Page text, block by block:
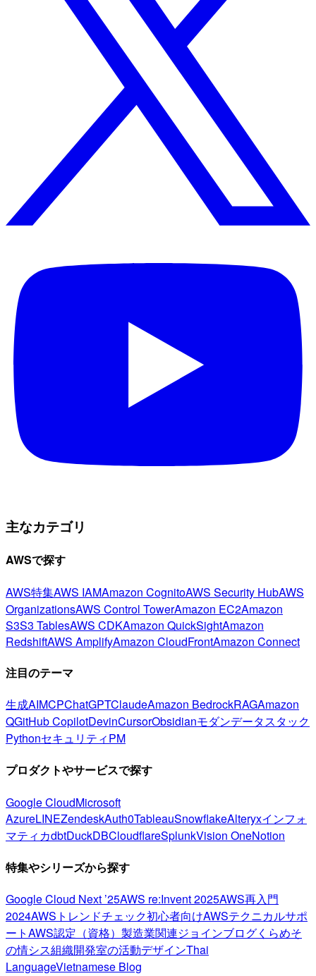
主なカテゴリ
AWSで探す
AWS特集AWS IAMAmazon CognitoAWS Security HubAWS
OrganizationsAWS Control TowerAmazon EC2Amazon
S3S3 TablesAWS CDKAmazon QuickSightAmazon
RedshiftAWS AmplifyAmazon CloudFrontAmazon Connect
注目のテーマ
生成AIMCPChatGPTClaudeAmazon BedrockRAGAmazon
QGitHub CopilotDevinCursorObsidianモダンデータスタック
PythonセキュリティPM
プロダクトやサービスで探す
Google CloudMicrosoft
AzureLINEZendeskAuth0TableauSnowflakeAlteryxインフォ
マティカdbtDuckDBCloudflareSplunkVision OneNotion
特集やシリーズから探す
Google Cloud Next ’25AWS re:Invent 2025AWS再入門
2024AWSトレンドチェック初心者向けAWSテクニカルサポ
ートAWS認定（資格） 製造業関連ジョインブログくらめそ
の情シス組織開発室の活動デザインThai
LanguageVietnamese Blog